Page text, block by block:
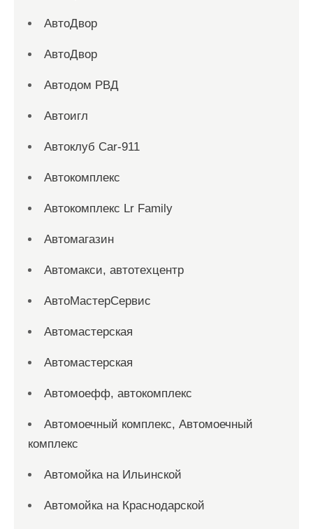
АвтоДвор
АвтоДвор
Автодом РВД
Автоигл
Автоклуб Car-911
Автокомплекс
Автокомплекс Lr Family
Автомагазин
Автомакси, автотехцентр
АвтоМастерСервис
Автомастерская
Автомастерская
Автомоефф, автокомплекс
Автомоечный комплекс, Автомоечный
комплекс
Автомойка на Ильинской
Автомойка на Краснодарской